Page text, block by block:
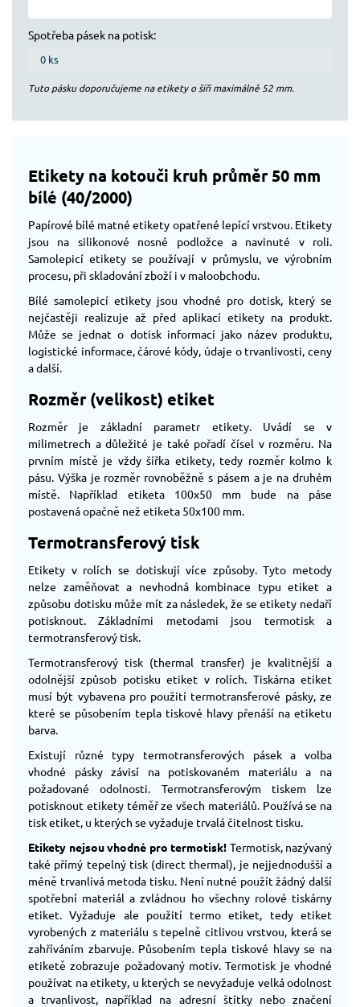
Spotřeba pásek na potisk:
Tuto pásku doporučujeme na etikety o šíři maximálně 52 mm.
Etikety na kotouči kruh průměr 50 mm
bílé (40/2000)
Papírové bílé matné etikety opatřené lepící vrstvou. Etikety
jsou na silikonové nosné podložce a navinuté v roli.
Samolepicí etikety se používají v průmyslu, ve výrobním
procesu, při skladování zboží i v maloobchodu.
Bílé samolepicí etikety jsou vhodné pro dotisk, který se
nejčastěji realizuje až před aplikací etikety na produkt.
Může se jednat o dotisk informací jako název produktu,
logistické informace, čárové kódy, údaje o trvanlivosti, ceny
a další.
Rozměr (velikost) etiket
Rozměr je základní parametr etikety. Uvádí se v
milimetrech a důležité je také pořadí čísel v rozměru. Na
prvním místě je vždy šířka etikety, tedy rozměr kolmo k
pásu. Výška je rozměr rovnoběžně s pásem a je na druhém
místě. Například etiketa 100x50 mm bude na páse
postavená opačně než etiketa 50x100 mm.
Termotransferový tisk
Etikety v rolích se dotiskují více způsoby. Tyto metody
nelze zaměňovat a nevhodná kombinace typu etiket a
způsobu dotisku může mít za následek, že se etikety nedaří
potisknout. Základními metodami jsou termotisk a
termotransferový tisk.
Termotransferový tisk (thermal transfer) je kvalitnější a
odolnější způsob potisku etiket v rolích. Tiskárna etiket
musí být vybavena pro použití termotransferové pásky, ze
které se působením tepla tiskové hlavy přenáší na etiketu
barva.
Existují různé typy termotransferových pásek a volba
vhodné pásky závisí na potiskovaném materiálu a na
požadované odolnosti. Termotransferovým tiskem lze
potisknout etikety téměř ze všech materiálů. Používá se na
tisk etiket, u kterých se vyžaduje trvalá čitelnost tisku.
Etikety nejsou vhodné pro termotisk! Termotisk, nazývaný
také přímý tepelný tisk (direct thermal), je nejjednodušší a
méně trvanlivá metoda tisku. Není nutné použít žádný další
spotřební materiál a zvládnou ho všechny rolové tiskárny
etiket. Vyžaduje ale použití termo etiket, tedy etiket
vyrobených z materiálu s tepelně citlivou vrstvou, která se
zahříváním zbarvuje. Působením tepla tiskové hlavy se na
etiketě zobrazuje požadovaný motiv. Termotisk je vhodné
používat na etikety, u kterých se nevyžaduje velká odolnost
a trvanlivost, například na adresní štítky nebo značení